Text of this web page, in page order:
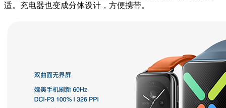
适。充电器也变成分体设计，方便携带。